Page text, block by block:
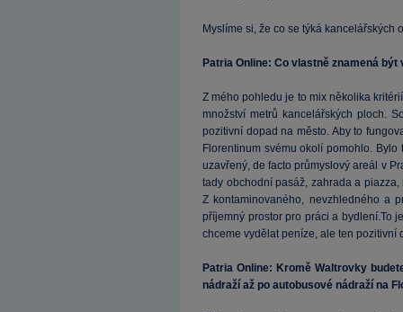
Myslíme si, že co se týká kancelářských
Patria Online: Co vlastně znamená
Z mého pohledu je to mix několika
množství metrů kancelářských ploch.
pozitivní dopad na město. Aby to
Florentinum svému okolí pomohlo.
uzavřený, de facto průmyslový areál v
tady obchodní pasáž, zahrada a
Z kontaminovaného, nevzhledného a
příjemný prostor pro práci a bydlení.To
chceme vydělat peníze, ale ten pozitivní
Patria Online: Kromě Waltrovky
nádraží až po autobusové nádraží na